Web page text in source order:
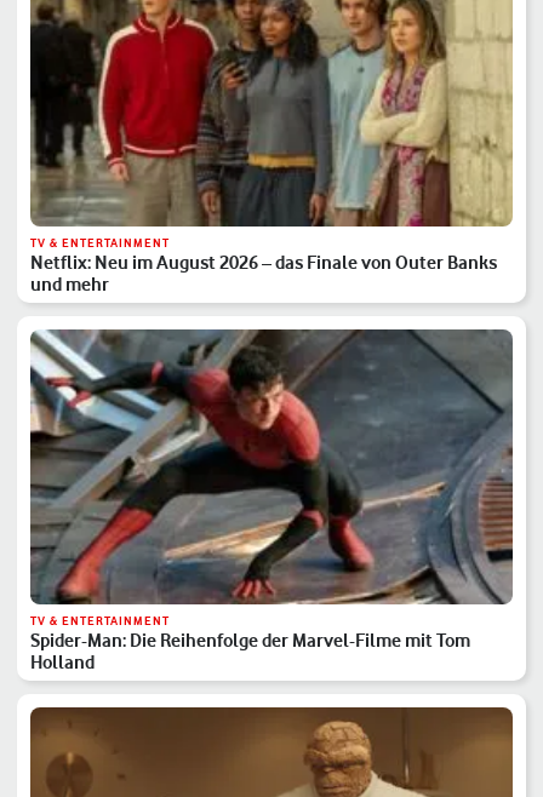
TV & ENTERTAINMENT
Netflix: Neu im August 2026 – das Finale von Outer Banks
und mehr
TV & ENTERTAINMENT
Spider-Man: Die Reihenfolge der Marvel-Filme mit Tom
Holland